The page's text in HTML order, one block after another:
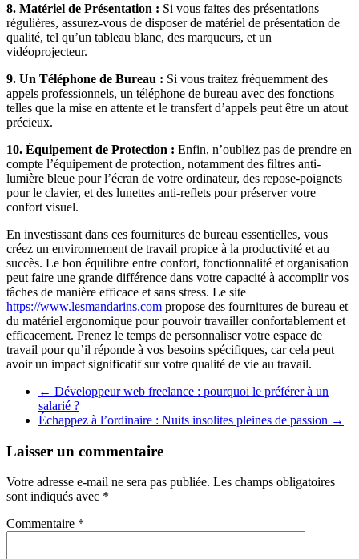
8. Matériel de Présentation : Si vous faites des présentations
régulières, assurez-vous de disposer de matériel de présentation de
qualité, tel qu’un tableau blanc, des marqueurs, et un
vidéoprojecteur.
9. Un Téléphone de Bureau : Si vous traitez fréquemment des
appels professionnels, un téléphone de bureau avec des fonctions
telles que la mise en attente et le transfert d’appels peut être un atout
précieux.
10. Équipement de Protection : Enfin, n’oubliez pas de prendre en
compte l’équipement de protection, notamment des filtres anti-
lumière bleue pour l’écran de votre ordinateur, des repose-poignets
pour le clavier, et des lunettes anti-reflets pour préserver votre
confort visuel.
En investissant dans ces fournitures de bureau essentielles, vous
créez un environnement de travail propice à la productivité et au
succès. Le bon équilibre entre confort, fonctionnalité et organisation
peut faire une grande différence dans votre capacité à accomplir vos
tâches de manière efficace et sans stress. Le site
https://www.lesmandarins.com propose des fournitures de bureau et
du matériel ergonomique pour pouvoir travailler confortablement et
efficacement. Prenez le temps de personnaliser votre espace de
travail pour qu’il réponde à vos besoins spécifiques, car cela peut
avoir un impact significatif sur votre qualité de vie au travail.
← Développeur web freelance : pourquoi le préférer à un
salarié ?
Échappez à l’ordinaire : Nuits insolites pleines de passion →
Laisser un commentaire
Votre adresse e-mail ne sera pas publiée. Les champs obligatoires
sont indiqués avec *
Commentaire *